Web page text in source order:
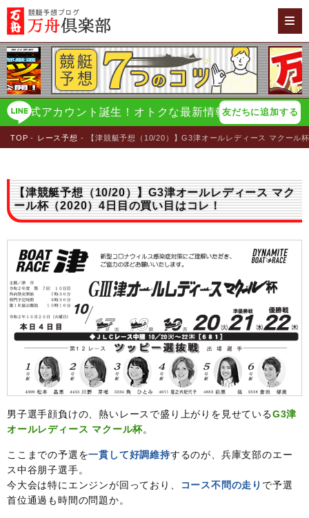
カウント誕生！オトクな最新情報をイチ早く配信！ 万
友だちに追加する
TOP レース予想 【津競艇予想（10/20）】G3津オールレディース マクール
【津競艇予想（10/20）】G3津オールレディース マク
ール杯（2020）4日目の買い目はコレ！
男子選手顔負けの、熱いレースで盛り上がりを見せているG3津
オールレディース マクール杯。
ここまでの予選を一貫して好調維持するのが、兵庫支部のエー
ス中谷朋子選手。
今大会は特にエンジンが回っており、
コース不問の走り で予選
首位通過も時間の問題か。